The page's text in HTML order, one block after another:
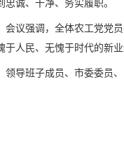
忠诚、干净、务实履职。
会议强调，全体农工党党
于人民、无愧于时代的新
领导班子成员、市委委员